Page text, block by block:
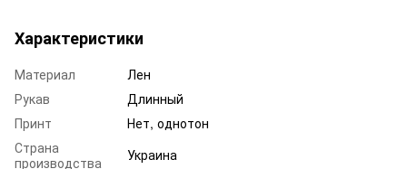
Характеристики
Материал
Лен
Рукав
Длинный
Принт
Нет, однотон
Страна
производства
Украина